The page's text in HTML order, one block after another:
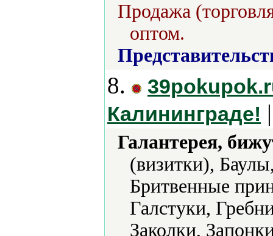
Продажа
оптом.
8.
Калининграде!
Галантерея,
(визитки),
Бритвенные
Галстуки,
Заколки,